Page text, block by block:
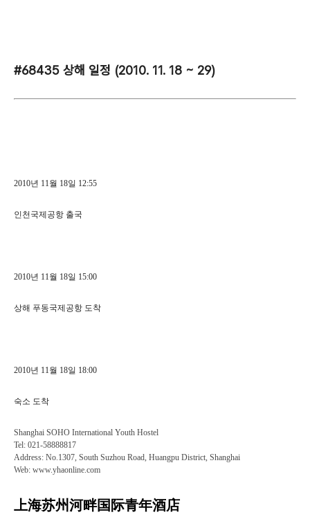
#68435 상해 일정 (2010. 11. 18 ~ 29)
2010년 11월 18일 12:55
인천국제공항 출국
2010년 11월 18일 15:00
상해 푸동국제공항 도착
2010년 11월 18일 18:00
숙소 도착
Shanghai SOHO International Youth Hostel
Tel: 021-58888817
Address: No.1307, South Suzhou Road, Huangpu District, Shanghai
Web: www.yhaonline.com
上海苏州河畔国际青年酒店